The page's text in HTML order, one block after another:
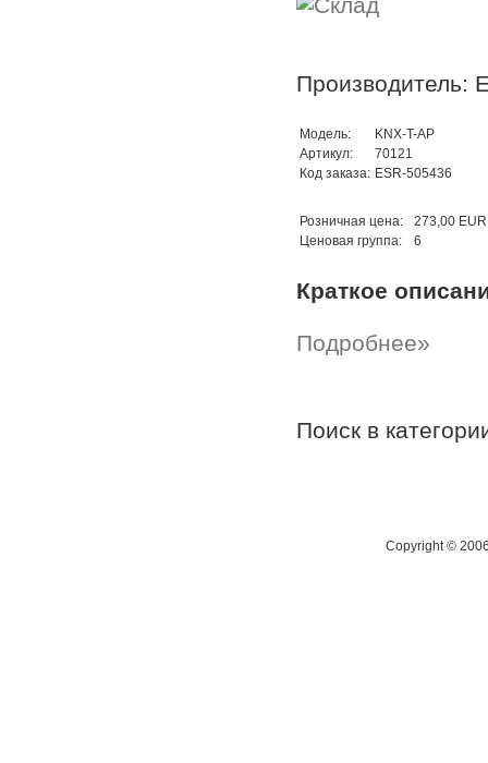
Производитель:
Модель:
KNX-T-AP
Артикул:
70121
Код заказа: ESR-505436
Розничная цена:
273,00 EUR
Ценовая группа:
6
Краткое
Подробнее»
Поиск в
Copyright ©